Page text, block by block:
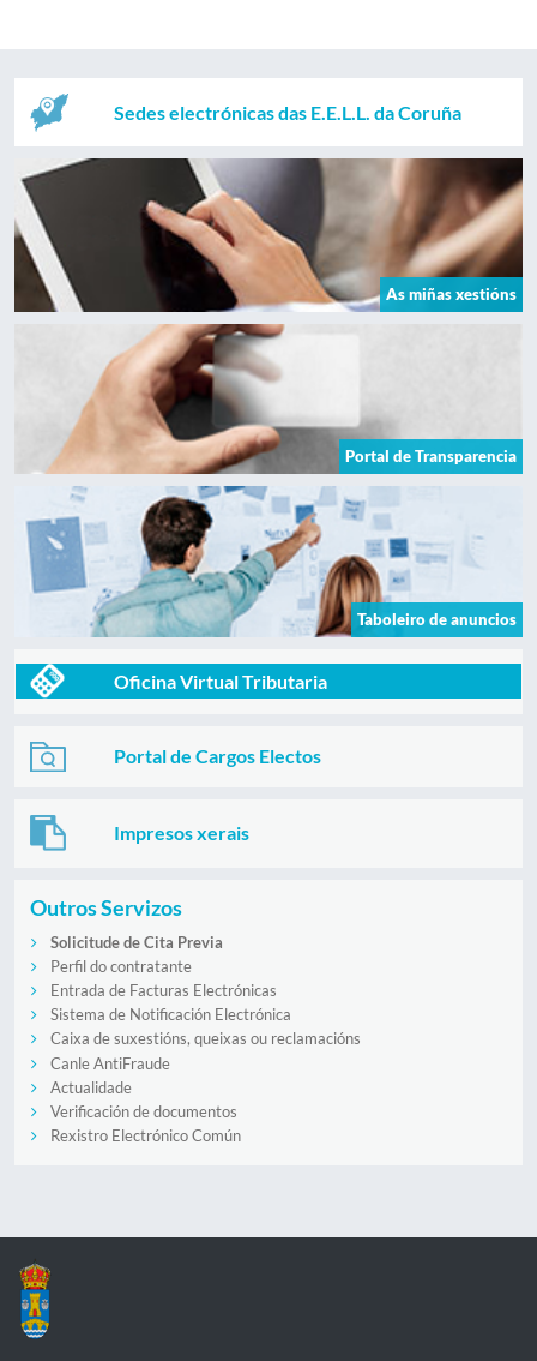
Sedes electrónicas das E.E.L.L. da Coruña
As miñas xestións
Portal de Transparencia
Taboleiro de anuncios
Oficina Virtual Tributaria
Portal de Cargos Electos
Impresos xerais
Outros Servizos
Solicitude de Cita Previa
Perfil do contratante
Entrada de Facturas Electrónicas
Sistema de Notificación Electrónica
Caixa de suxestións, queixas ou reclamacións
Canle AntiFraude
Actualidade
Verificación de documentos
Rexistro Electrónico Común